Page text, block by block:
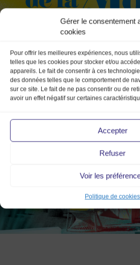
Gérer le consentement
cookies
Pour offrir les meilleures expériences, nous
telles que les cookies pour stocker et/ou
appareils. Le fait de consentir à ces
des données telles que le comportement de
sur ce site. Le fait de ne pas consentir ou de
avoir un effet négatif sur certaines
Accepter
Refuser
Voir les
Politique de cookies
marche-de-la-
sept23